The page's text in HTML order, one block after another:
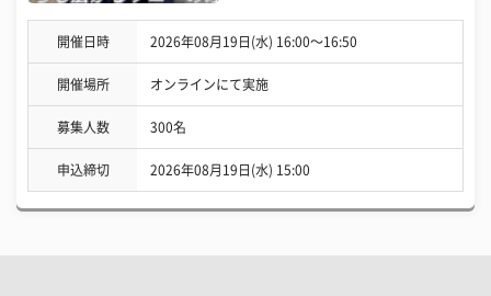
開催日時 2026年08月19日(水) 16:00〜16:50
開催場所 オンラインにて実施
募集人数 300名
申込締切 2026年08月19日(水) 15:00